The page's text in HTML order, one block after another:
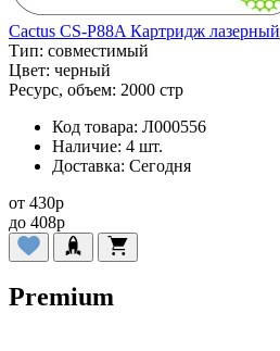
Cactus CS-P88A Картридж лазерный
Тип: совместимый
Цвет: черный
Ресурс, объем: 2000 стр
Код товара: Л000556
Наличие: 4 шт.
Доставка: Сегодня
от 430p
до 408p
Premium